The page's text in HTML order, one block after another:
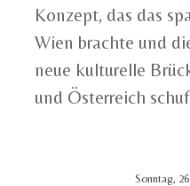
Konzept, das das
Wien brachte und
neue kulturelle
und Österreich
Sonntag,